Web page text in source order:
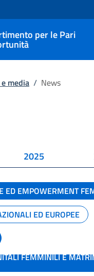
per le Pari
media / News
2025
ED EMPOWERMENT
ED EUROPEE
FEMMINILI E